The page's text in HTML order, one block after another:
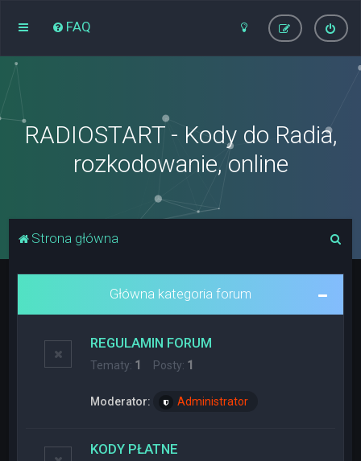
FAQ
RADIOSTART - Kody do Radia,
rozkodowanie, online
Strona główna
Główna kategoria forum
REGULAMIN FORUM
Tematy: 1 Posty: 1
Moderator: Administrator
KODY PŁATNE